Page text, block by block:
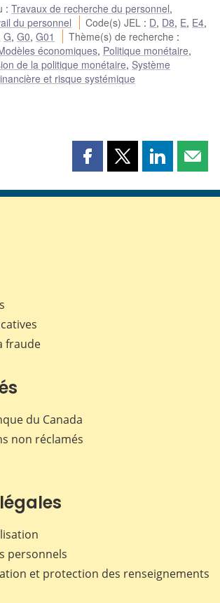
: Travaux de recherche du personnel,
du personnel
Code(s) JEL : D, D8, E, E4,
G, G0, G01 Thème(s) de recherche :
économiques, Politique monétaire,
de la politique monétaire, Système
et risque systémique
Partager
page
Partager
page
Partager
page page
fraude
du Canada
non réclamés
personnels
et protection des renseignements